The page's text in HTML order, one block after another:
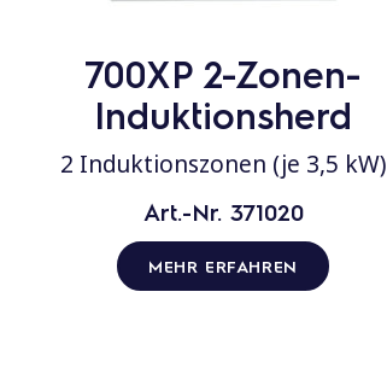
700XP 2-Zonen-
Induktionsherd
2 Induktionszonen (je 3,5 kW)
Art.-Nr. 371020
MEHR ERFAHREN